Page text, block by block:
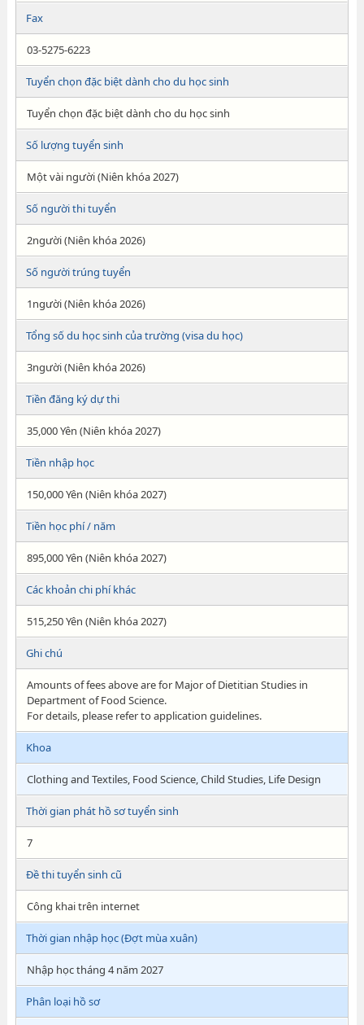
Fax
03-5275-6223
Tuyển chọn đặc biệt dành cho du học sinh
Tuyển chọn đặc biệt dành cho du học sinh
Số lượng tuyển sinh
Một vài người (Niên khóa 2027)
Số người thi tuyển
2người (Niên khóa 2026)
Số người trúng tuyển
1người (Niên khóa 2026)
Tổng số du học sinh của trường (visa du học)
3người (Niên khóa 2026)
Tiền đăng ký dự thi
35,000 Yên (Niên khóa 2027)
Tiền nhập học
150,000 Yên (Niên khóa 2027)
Tiền học phí / năm
895,000 Yên (Niên khóa 2027)
Các khoản chi phí khác
515,250 Yên (Niên khóa 2027)
Ghi chú
Amounts of fees above are for Major of Dietitian Studies in
Department of Food Science.
For details, please refer to application guidelines.
Khoa
Clothing and Textiles, Food Science, Child Studies, Life Design
Thời gian phát hồ sơ tuyển sinh
7
Đề thi tuyển sinh cũ
Công khai trên internet
Thời gian nhập học (Đợt mùa xuân)
Nhập học tháng 4 năm 2027
Phân loại hồ sơ